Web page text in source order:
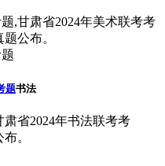
,甘肃省2024年美术联考考
公布。
题书法
省2024年书法联考考
。